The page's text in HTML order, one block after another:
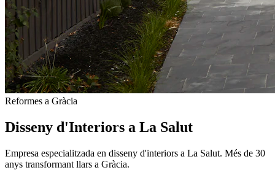
Reformes a Gràcia
Disseny d'Interiors a La Salut
Empresa especialitzada en disseny d'interiors a La Salut. Més de 30
anys transformant llars a Gràcia.